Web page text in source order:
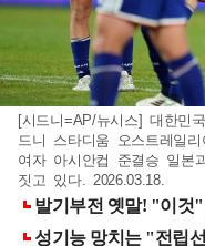
[시드니=AP/뉴시스] 대한민
드니 스타디움 오스트레일
여자 아시안컵 준결승 일
짓고 있다. 2026.03.18.